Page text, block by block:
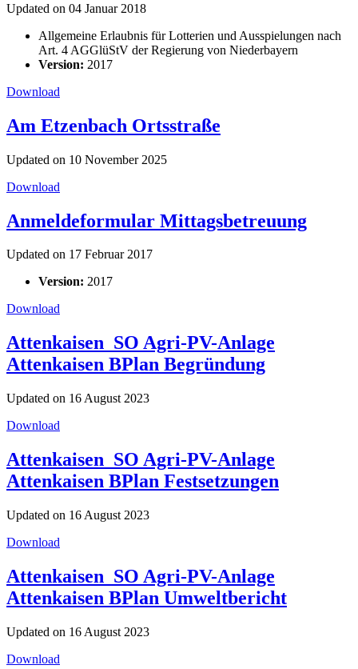
Updated on 04 Januar 2018
Allgemeine Erlaubnis für Lotterien und Ausspielungen nach
Art. 4 AGGlüStV der Regierung von Niederbayern
Version: 2017
Download
Am Etzenbach Ortsstraße
Updated on 10 November 2025
Download
Anmeldeformular Mittagsbetreuung
Updated on 17 Februar 2017
Version: 2017
Download
Attenkaisen_SO Agri-PV-Anlage
Attenkaisen BPlan Begründung
Updated on 16 August 2023
Download
Attenkaisen_SO Agri-PV-Anlage
Attenkaisen BPlan Festsetzungen
Updated on 16 August 2023
Download
Attenkaisen_SO Agri-PV-Anlage
Attenkaisen BPlan Umweltbericht
Updated on 16 August 2023
Download